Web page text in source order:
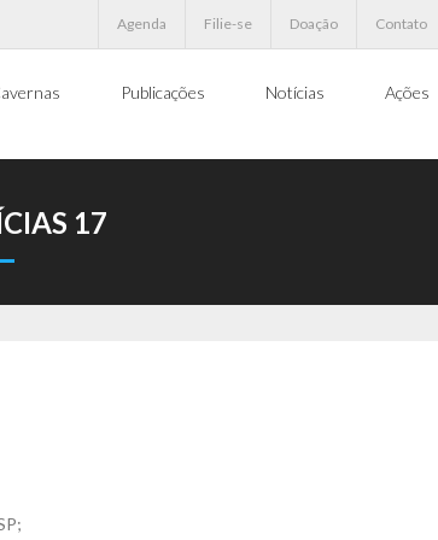
Agenda Filie-se Doação Contato
Publicações Notícias Ações
17